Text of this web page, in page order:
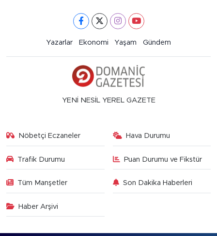
Yazarlar Ekonomi Yaşam Gündem
YENİ NESİL YEREL GAZETE
Nöbetçi Eczaneler Hava Durumu
Trafik Durumu Puan Durumu ve Fikstür
Tüm Manşetler Son Dakika Haberleri
Haber Arşivi